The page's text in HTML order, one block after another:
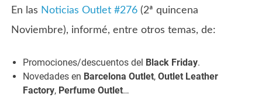
En las Noticias Outlet #276 (2ª quincena
Noviembre), informé, entre otros temas, de:
Promociones/descuentos del Black Friday.
Novedades en Barcelona Outlet,Outlet Leather
Factory, Perfume Outlet…